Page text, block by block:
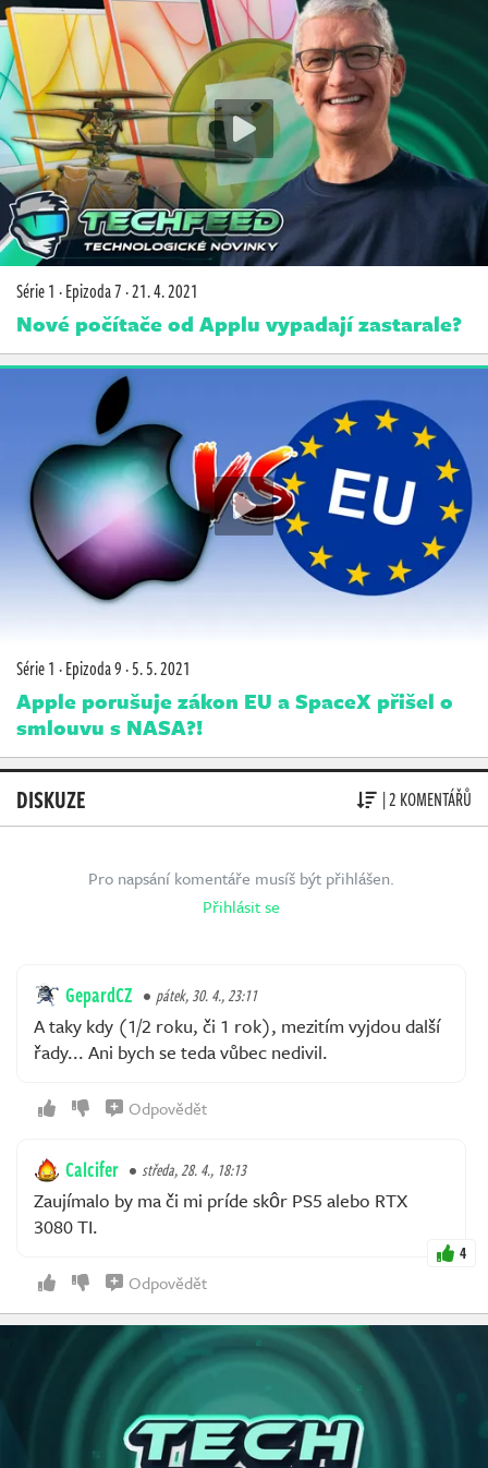
Série 1 ·Epizoda 7·21. 4. 2021
Nové počítače od Applu vypadají zastarale?
Série 1 ·Epizoda 9·5. 5. 2021
Apple porušuje zákon EU a SpaceX přišel o
smlouvu s NASA?!
DISKUZE | 2 KOMENTÁŘŮ
Pro napsání komentáře musíš být přihlášen.
Přihlásit se
GepardCZ pátek, 30. 4., 23:11
A taky kdy (1/2 roku, či 1 rok), mezitím vyjdou další
řady... Ani bych se teda vůbec nedivil.
Odpovědět
Calcifer středa, 28. 4., 18:13
Zaujímalo by ma či mi príde skôr PS5 alebo RTX
3080 TI.
4
Odpovědět